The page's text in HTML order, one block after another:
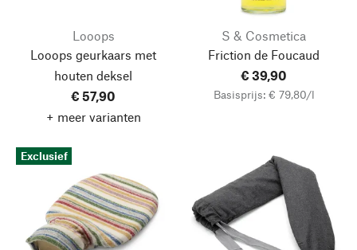
Looops
Looops geurkaars met
houten deksel
€ 57,90
+ meer varianten
S & Cosmetica
Friction de Foucaud
€ 39,90
Basisprijs: € 79,80/l
Exclusief